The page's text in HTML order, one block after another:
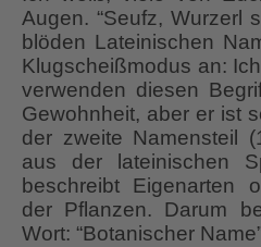
Augen. “Seufz, Wurzerl
blöden Lateinischen
Klugscheißmodus an:
verwenden diesen
Gewohnheit, aber er ist
der zweite Namensteil
aus der lateinischen
beschreibt Eigenarten
der Pflanzen. Darum
Wort: “Botanischer